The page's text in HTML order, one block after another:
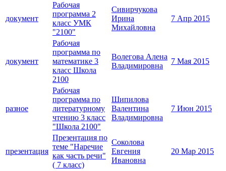
документ
Рабочая
программа 2
класс УМК
"2100"
Сивирчукова
Ирина
Михайловна
7 Апр 2015
документ
Рабочая
программа по
математике 3
класс Школа
2100
Волегова Алена
Владимировна
7 Мая 2015
разное
Рабочая
программа по
литературному
чтению 3 класс
"Школа 2100"
Шипилова
Валентина
Владимировна
7 Июн 2015
презентация
Презентация по
теме "Наречие
как часть речи"
( 7 класс)
Соколова
Евгения
Ивановна
20 Мар 2015